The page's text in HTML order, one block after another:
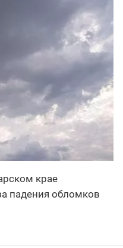
крае
падения обломков